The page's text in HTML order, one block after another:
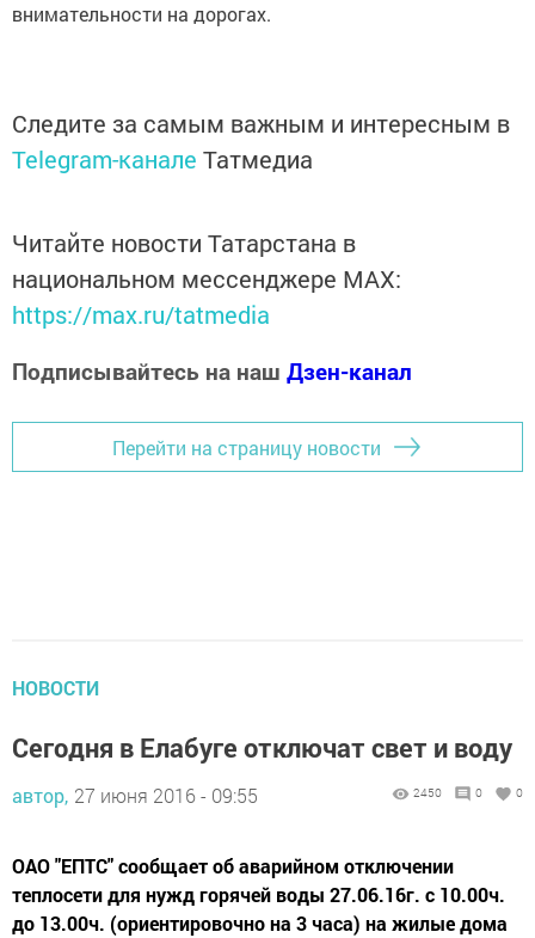
внимательности на дорогах.
Следите за самым важным и интересным в
Telegram-канале Татмедиа
Читайте новости Татарстана в
национальном мессенджере MАХ:
https://max.ru/tatmedia
Подписывайтесь на наш Дзен-канал
Перейти на страницу новости
НОВОСТИ
Сегодня в Елабуге отключат свет и воду
автор, 27 июня 2016 - 09:55 2450 0 0
ОАО "ЕПТС" сообщает об аварийном отключении
теплосети для нужд горячей воды 27.06.16г. с 10.00ч.
до 13.00ч. (ориентировочно на 3 часа) на жилые дома